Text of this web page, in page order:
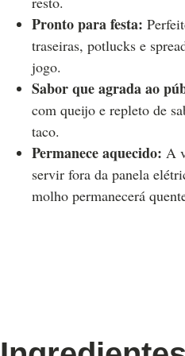
Pronto para festa:
traseiras, potlucks e
jogo.
Sabor que agrada ao
com queijo e repleto de
taco.
Permanece aquecido: A
servir fora da panela
molho permanecerá